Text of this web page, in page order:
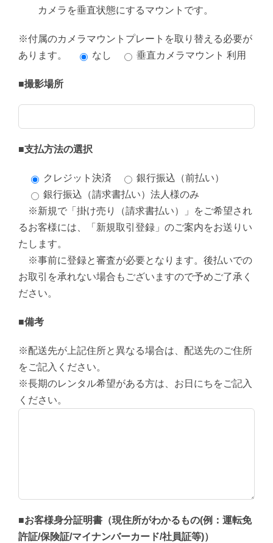
カメラを垂直状態にするマウントです。
※付属のカメラマウントプレートを取り替える必要が
あります。
なし 垂直カメラマウント 利用
■撮影場所
■支払方法の選択
クレジット決済
銀行振込（前払い）
銀行振込（請求書払い）法人様のみ
※新規で「掛け売り（請求書払い）」をご希望され
るお客様には、「新規取引登録」のご案内をお送りい
たします。
※事前に登録と審査が必要となります。後払いでの
お取引を承れない場合もございますので予めご了承く
ださい。
■備考
※配送先が上記住所と異なる場合は、配送先のご住所
をご記入ください。
※長期のレンタル希望がある方は、お日にちをご記入
ください。
■お客様身分証明書（現住所がわかるもの(例：運転免
許証/保険証/マイナンバーカード/社員証等)）